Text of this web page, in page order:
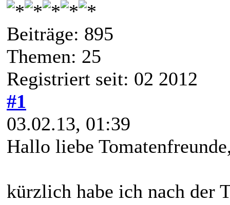
Beiträge: 895
Themen: 25
Registriert seit: 02 2012
#1
03.02.13, 01:39
Hallo liebe
kürzlich habe ich nach der